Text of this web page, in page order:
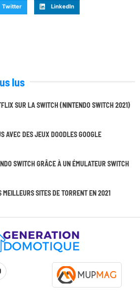
Twitter LinkedIn
lus
SUR LA SWITCH (NINTENDO SWITCH 2021)
AVEC DES JEUX DOODLES GOOGLE
SWITCH GRÂCE À UN ÉMULATEUR SWITCH
MEILLEURS SITES DE TORRENT EN 2021